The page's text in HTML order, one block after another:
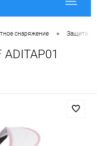
снаряжение • Защита